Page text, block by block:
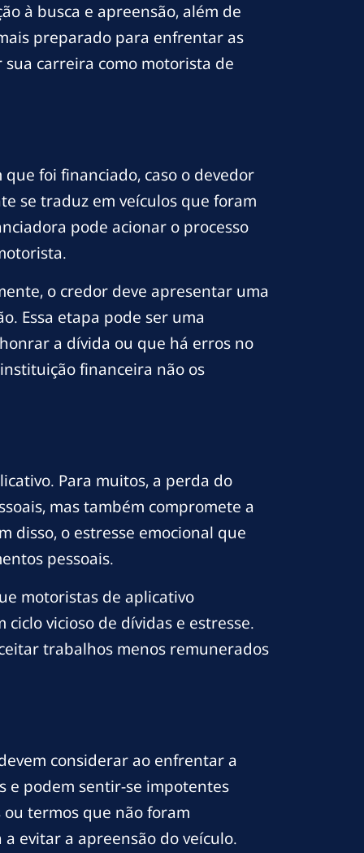
à busca e apreensão, além de
preparado para enfrentar as
carreira como motorista de
foi financiado, caso o devedor
se traduz em veículos que foram
pode acionar o processo
o credor deve apresentar uma
Essa etapa pode ser uma
a dívida ou que há erros no
financeira não os
Para muitos, a perda do
mas também compromete a
disso, o estresse emocional que
pessoais.
motoristas de aplicativo
vicioso de dívidas e estresse.
trabalhos menos remunerados
considerar ao enfrentar a
e podem sentir-se impotentes
termos que não foram
evitar a apreensão do veículo.